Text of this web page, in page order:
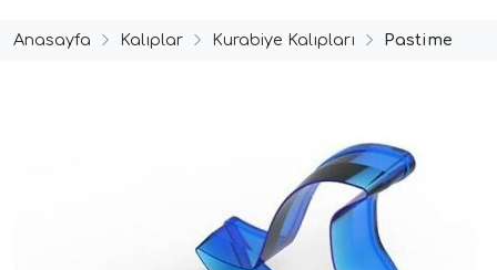
Anasayfa Kalıplar Kurabiye Kalıpları Pastime